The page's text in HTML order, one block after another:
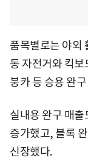
품목별로는 야외
동 자전거와 킥
붕카 등 승용 완
실내용 완구 매
증가했고, 블록
신장했다.